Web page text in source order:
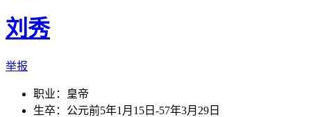
刘秀
举报
职业：皇帝
生卒：公元前5年1月15日-57年3月29日